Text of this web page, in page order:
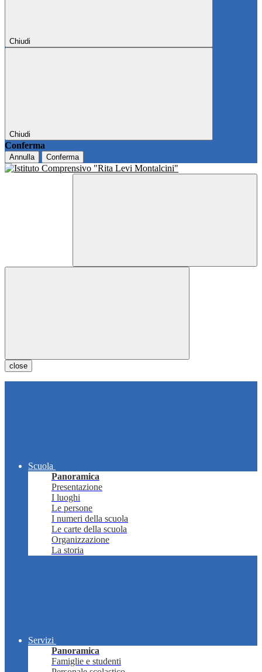
Chiudi
Chiudi
Conferma
Annulla Conferma
close
Scuola
Panoramica
Presentazione
I luoghi
Le persone
I numeri della scuola
Le carte della scuola
Organizzazione
La storia
Servizi
Panoramica
Famiglie e studenti